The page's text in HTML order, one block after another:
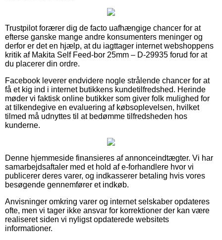
Trustpilot forærer dig de facto uafhængige chancer for at
efterse ganske mange andre konsumenters meninger og
derfor er det en hjælp, at du iagttager internet webshoppens
kritik af Makita Self Feed-bor 25mm – D-29935 forud for at
du placerer din ordre.
Facebook leverer endvidere nogle strålende chancer for at
få et kig ind i internet butikkens kundetilfredshed. Herinde
møder vi faktisk online butikker som giver folk mulighed for
at tilkendegive en evaluering af købsoplevelsen, hvilket
tilmed må udnyttes til at bedømme tilfredsheden hos
kunderne.
Denne hjemmeside finansieres af annonceindtægter. Vi har
samarbejdsaftaler med et hold af e-forhandlere hvor vi
publicerer deres varer, og indkasserer betaling hvis vores
besøgende gennemfører et indkøb.
Anvisninger omkring varer og internet selskaber opdateres
ofte, men vi tager ikke ansvar for korrektioner der kan være
realiseret siden vi nyligst opdaterede websitets
informationer.